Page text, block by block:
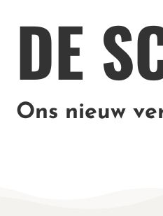
DE
Ons nieuw